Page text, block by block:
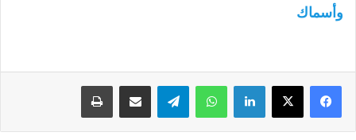
وأسماك
لينكدإن واتساب